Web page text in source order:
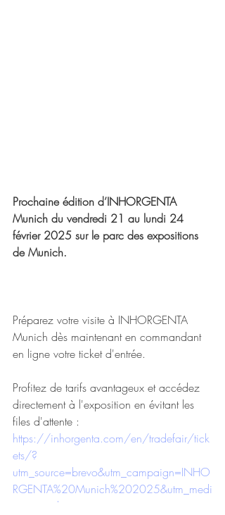
Prochaine édition d’INHORGENTA
Munich du vendredi 21 au lundi 24
février 2025 sur le parc des expositions
de Munich.
Préparez votre visite à INHORGENTA
Munich dès maintenant en commandant
en ligne votre ticket d'entrée.
Profitez de tarifs avantageux et accédez
directement à l'exposition en évitant les
files d'attente :
https://inhorgenta.com/en/tradefair/tick
ets/?
utm_source=brevo&utm_campaign=INHO
RGENTA%20Munich%202025&utm_medi
um=email